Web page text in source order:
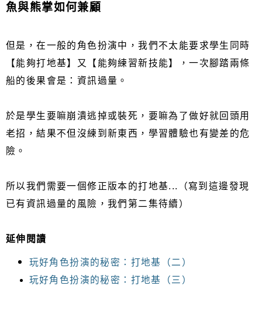
魚與熊掌如何兼顧
但是，在一般的角色扮演中，我們不太能要求學生同時
【能夠打地基】又【能夠練習新技能】，一次腳踏兩條
船的後果會是：資訊過量。
於是學生要嘛崩潰逃掉或裝死，要嘛為了做好就回頭用
老招，結果不但沒練到新東西，學習體驗也有變差的危
險。
所以我們需要一個修正版本的打地基...（寫到這邊發現
已有資訊過量的風險，我們第二集待續）
延伸閱讀
玩好角色扮演的秘密：打地基（二）
玩好角色扮演的秘密：打地基（三）